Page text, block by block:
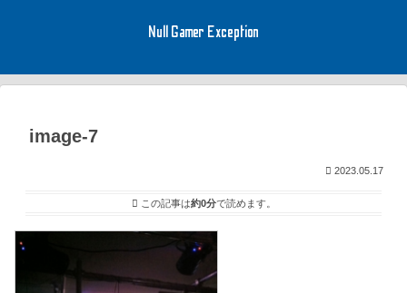
Null Gamer Exception
image-7
2023.05.17
この記事は約0分で読めます。